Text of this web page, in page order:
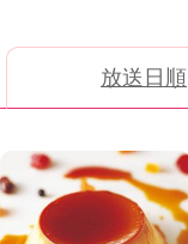
な
き
の
料
放送日順